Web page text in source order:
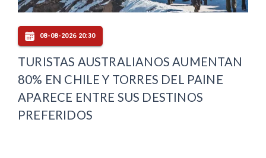
08-08-2026 20:30
TURISTAS AUSTRALIANOS AUMENTAN
80% EN CHILE Y TORRES DEL PAINE
APARECE ENTRE SUS DESTINOS
PREFERIDOS